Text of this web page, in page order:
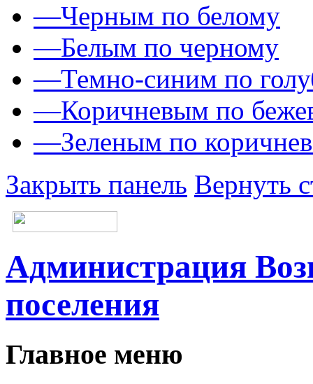
—Черным по белому
—Белым по черному
—Темно-синим по
—Коричневым по
—Зеленым по
Закрыть панель Вернуть
Администрация
поселения
Главное меню